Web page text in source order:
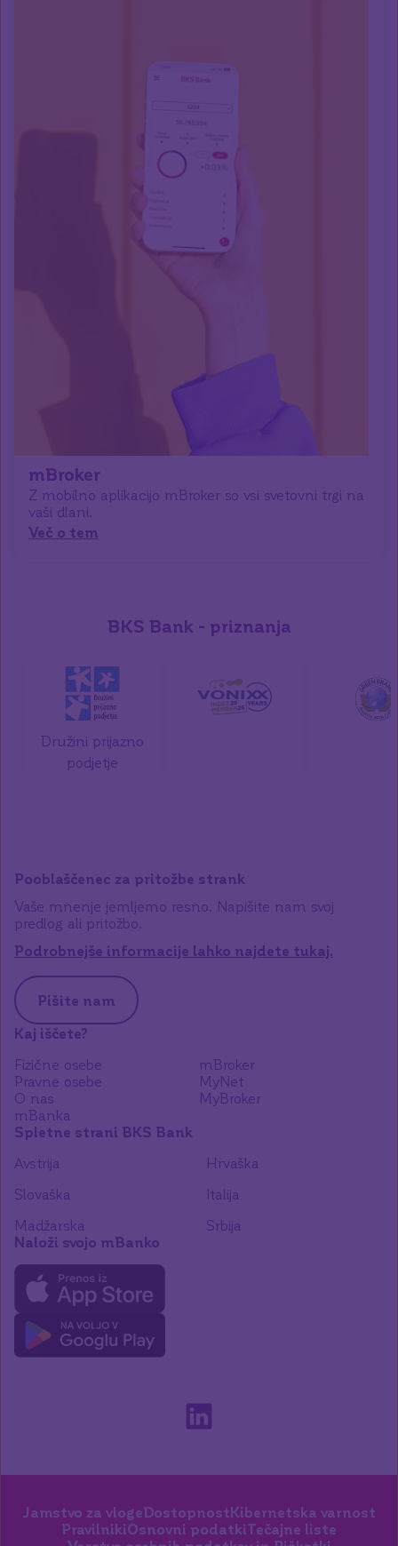
mBroker
Z mobilno aplikacijo mBroker so vsi svetovni trgi na
vaši dlani.
Več o tem
BKS Bank - priznanja
Družini prijazno
podjetje
Pooblaščenec za pritožbe strank
Vaše mnenje jemljemo resno. Napišite nam svoj
predlog ali pritožbo.
Podrobnejše informacije lahko najdete tukaj.
Pišite nam
Kaj iščete?
Fizične osebe
Pravne osebe
O nas
mBanka
mBroker
MyNet
MyBroker
Spletne strani BKS Bank
Avstrija
Hrvaška
Slovaška
Italija
Madžarska
Srbija
Naloži svojo mBanko
Jamstvo za vlogeDostopnostKibernetska varnost
PravilnikiOsnovni podatkiTečajne liste